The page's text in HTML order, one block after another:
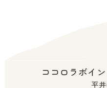
ココロラボイ
平